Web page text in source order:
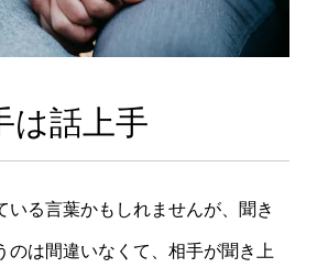
は話上手
いる言葉かもしれませんが、聞き
のは間違いなくて、相手が聞き上